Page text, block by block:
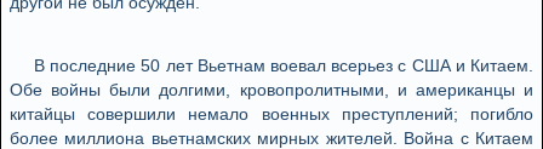
В последние 50 лет Вьетнам воевал всерьез с США и Китаем.
Обе войны были долгими, кровопролитными, и американцы и
китайцы совершили немало военных преступлений; погибло
более миллиона вьетнамских мирных жителей. Война с Китаем